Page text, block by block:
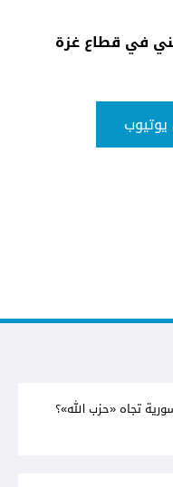
في قطاع غزة
يوتيوب
تجاه «حزب الله»؟